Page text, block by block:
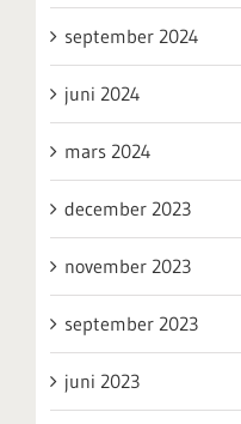
september 2024
juni 2024
mars 2024
december 2023
november 2023
september 2023
juni 2023